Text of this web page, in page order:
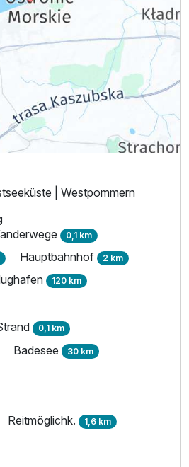
| Westpommern
0,1 km
Hauptbahnhof 2 km
120 km
0,1 km
Badesee 30 km
Reitmöglichk. 1,6 km